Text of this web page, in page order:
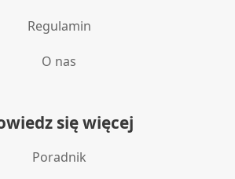
Regulamin
O nas
się więcej
Poradnik